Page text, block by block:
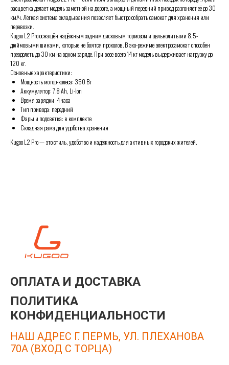
расцветка делает модель заметной на дороге, а мощный передний привод разгоняет её до 30
км/ч. Лёгкая система складывания позволяет быстро собрать самокат для хранения или
перевозки.
Kugoo L2 Pro оснащён надёжным задним дисковым тормозом и цельнолитыми 8,5-
дюймовыми шинами, которые не боятся проколов. В эко-режиме электросамокат способен
преодолеть до 30 км на одном заряде. При весе всего 14 кг модель выдерживает нагрузку до
120 кг.
Основные характеристики:
Мощность мотор-колеса: 350 Вт
Аккумулятор: 7.8 Ah, Li-Ion
Время зарядки: 4 часа
Тип привода: передний
Фары и подсветка: в комплекте
Складная рама для удобства хранения
Kugoo L2 Pro — это стиль, удобство и надёжность для активных городских жителей.
ОПЛАТА И ДОСТАВКА
ПОЛИТИКА
КОНФИДЕНЦИАЛЬНОСТИ
НАШ АДРЕС Г. ПЕРМЬ, УЛ. ПЛЕХАНОВА
70А (ВХОД С ТОРЦА)